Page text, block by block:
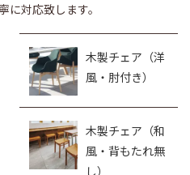
から探す
はあるけどどのカ
」「この写真に写
い」など、漠然とし
お客様は是非、お
ください。経験豊
に対応致します。